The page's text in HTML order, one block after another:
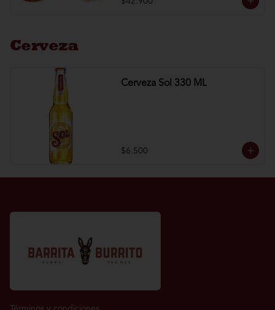
Cerveza
Cerveza Sol 330 ML
$6.500